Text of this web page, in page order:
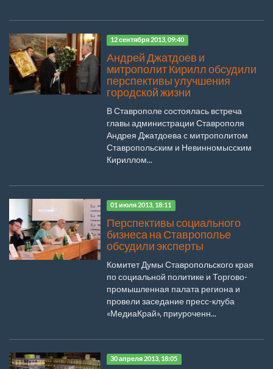
12 сентября 2013, 09:40
Андрей Джатдоев и
митрополит Кирилл обсудили
перспективы улучшения
городской жизни
В Ставрополе состоялась встреча
главы администрации Ставрополя
Андрея Джатдоева с митрополитом
Ставропольским и Невинномысским
Кириллом...
01 июля 2013, 18:11
Перспективы социального
бизнеса на Ставрополье
обсудили эксперты
Комитет Думы Ставропольского края
по социальной политике и Торгово-
промышленная палата региона и
провели заседание пресс-клуба
«МедиаКрай», приуроченн...
30 апреля 2013, 18:05